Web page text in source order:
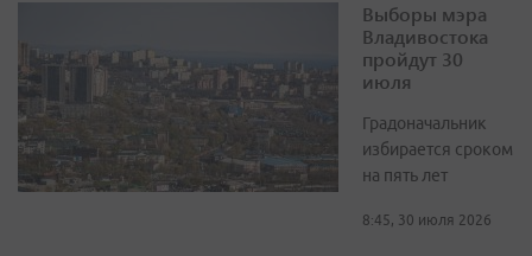
Выборы мэра
Владивостока
пройдут 30
июля
Градоначальник
избирается сроком
на пять лет
8:45, 30 июля 2026